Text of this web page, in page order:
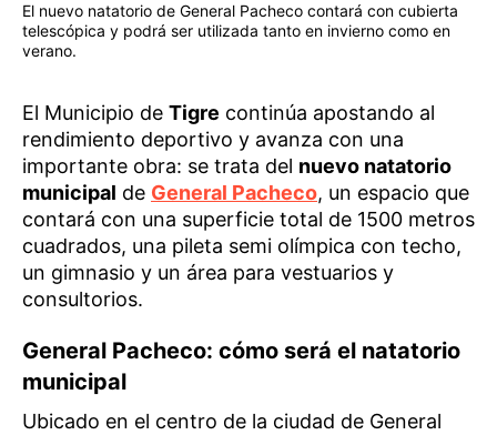
El nuevo natatorio de General Pacheco contará con cubierta
telescópica y podrá ser utilizada tanto en invierno como en
verano.
El Municipio de Tigre continúa apostando al
rendimiento deportivo y avanza con una
importante obra: se trata del nuevo natatorio
municipal de General Pacheco, un espacio que
contará con una superficie total de 1500 metros
cuadrados, una pileta semi olímpica con techo,
un gimnasio y un área para vestuarios y
consultorios.
General Pacheco: cómo será el natatorio
municipal
Ubicado en el centro de la ciudad de General